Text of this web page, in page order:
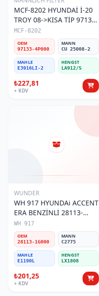
MCF-8202 HYUNDAİ İ-20
TROY 08->KISA TİP 97133-
4P000 Polen Filtresi
MCF-8202
OEM
97133-4P000
MANN
CU 25008-2
MAHLE
E3916LI-2
HENGST
LA912/S
₺227,81
+ KDV
WUNDER
WH 917 HYUNDAi ACCENT
ERA BENZİNLİ 28113-
1G000 Hava Filtresi
WH 917
OEM
28113-1G000
MANN
C2775
MAHLE
E1190L
HENGST
LX1808
₺201,25
+ KDV